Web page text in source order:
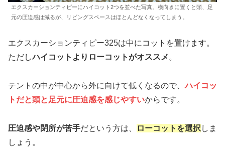
エクスカーションティピーにハイコット2つを並べた写真。横向きに置くと頭、足
元の圧迫感は減るが、リビングスペースはほとんどなくなってしまう。
エクスカーションティピー325は中にコットを置けます。
ただしハイコットよりローコットがオススメ 。
テントの中が中心から外に向けて低くなるので、ハイコッ
トだと頭と足元に圧迫感を感じやすいからです。
圧迫感や閉所が苦手だという方は、 ローコットを選択 しま
しょう。